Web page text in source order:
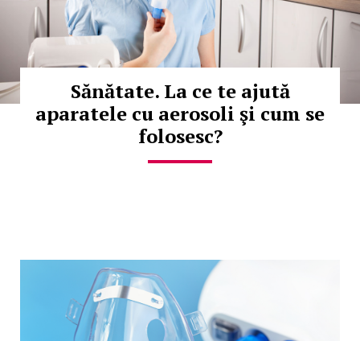
Sănătate. La ce te ajută
aparatele cu aerosoli şi cum se
folosesc?